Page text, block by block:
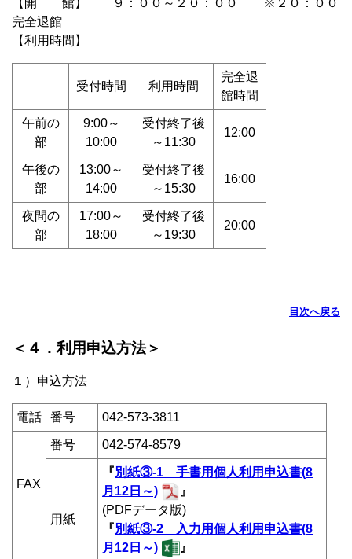
完全退館
【利用時間】
受付時間 利用時間
完全退
館時間
午前の
部
9:00～
10:00
受付終了後
～11:30
12:00
午後の
部
13:00～
14:00
受付終了後
～15:30
16:00
夜間の
部
17:00～
18:00
受付終了後
～19:30
20:00
目次へ戻る
＜４．利用申込方法＞
１）申込方法
電話 番号 042-573-3811
FAX
番号 042-574-8579
用紙
『別紙③-1 手書用個人利用申込書(8
月12日～)
』
(PDFデータ版)
『別紙③-2 入力用個人利用申込書(8
月12日～)
』